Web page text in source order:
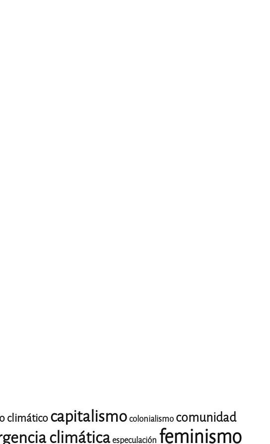
climáticocapitalismo colonialismo comunidad
climática especulación feminismo